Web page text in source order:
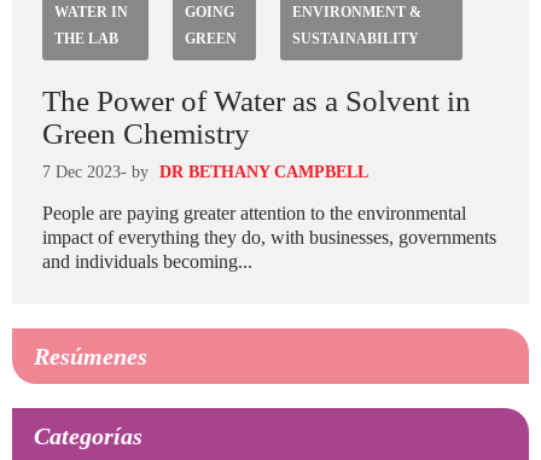
WATER IN
THE LAB
GOING
GREEN
ENVIRONMENT &
SUSTAINABILITY
The Power of Water as a Solvent in
Green Chemistry
7 Dec 2023- by DR BETHANY CAMPBELL
People are paying greater attention to the environmental
impact of everything they do, with businesses, governments
and individuals becoming...
Resúmenes
Categorías